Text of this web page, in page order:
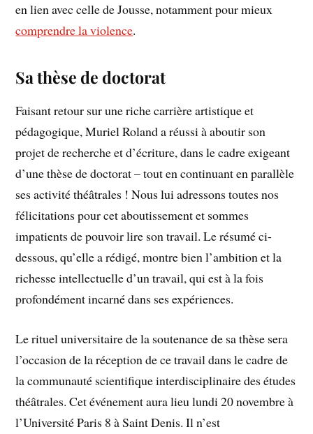
en lien avec celle de Jousse, notamment pour mieux
comprendre la violence.
Sa thèse de doctorat
Faisant retour sur une riche carrière artistique et
pédagogique, Muriel Roland a réussi à aboutir son
projet de recherche et d’écriture, dans le cadre exigeant
d’une thèse de doctorat – tout en continuant en parallèle
ses activité théâtrales ! Nous lui adressons toutes nos
félicitations pour cet aboutissement et sommes
impatients de pouvoir lire son travail. Le résumé ci-
dessous, qu’elle a rédigé, montre bien l’ambition et la
richesse intellectuelle d’un travail, qui est à la fois
profondément incarné dans ses expériences.
Le rituel universitaire de la soutenance de sa thèse sera
l’occasion de la réception de ce travail dans le cadre de
la communauté scientifique interdisciplinaire des études
théâtrales. Cet événement aura lieu lundi 20 novembre à
l’Université Paris 8 à Saint Denis. Il n’est